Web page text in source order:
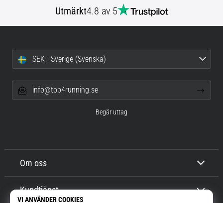
Utmärkt4.8 av 5
Om oss
Kundtjänst
SEK - Sverige (Svenska)
info@top4running.se
Begär uttag